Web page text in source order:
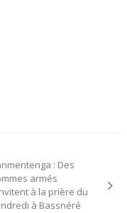
: Des
armés
à la prière du
à Bassnéré